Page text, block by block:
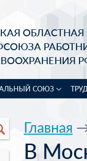
СОЮЗ
Главная
В